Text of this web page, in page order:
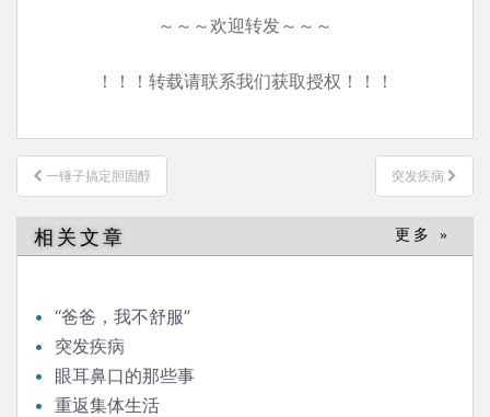
～～～欢迎转发～～～
！！！转载请联系我们获取授权！！！
文
章
导
航
一锤子搞定胆固醇 突发疾病
相关文章 更多 »
“爸爸，我不舒服”
突发疾病
眼耳鼻口的那些事
重返集体生活